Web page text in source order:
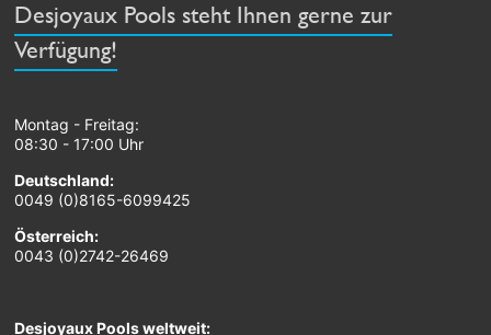
Desjoyaux Pools steht Ihnen gerne zur
Verfügung!
Montag - Freitag:
08:30 - 17:00 Uhr
Deutschland:
0049 (0)8165-6099425
Österreich:
0043 (0)2742-26469
Desjoyaux Pools weltweit: